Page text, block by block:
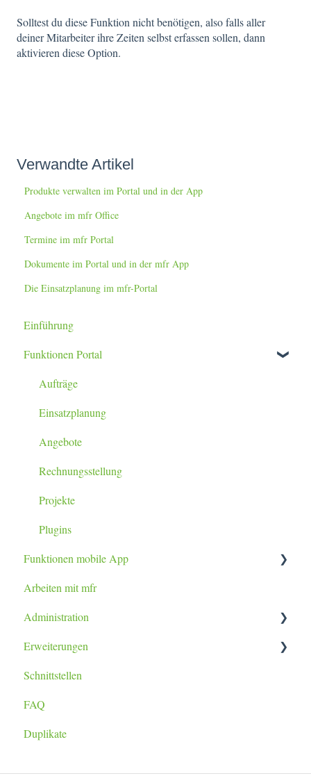
Solltest du diese Funktion nicht benötigen, also falls aller
deiner Mitarbeiter ihre Zeiten selbst erfassen sollen, dann
aktivieren diese Option.
Verwandte Artikel
Produkte verwalten im Portal und in der App
Angebote im mfr Office
Termine im mfr Portal
Dokumente im Portal und in der mfr App
Die Einsatzplanung im mfr-Portal
Einführung
Funktionen Portal
Aufträge
Einsatzplanung
Angebote
Rechnungsstellung
Projekte
Plugins
Funktionen mobile App
Tablet / Smartphone App
Arbeiten mit mfr
Administration
Datenimport
Berichtsanpassung
Erweiterungen
lexoffice Plugin
Schnittstellen
FAQ
Duplikate